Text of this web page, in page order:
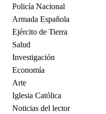
Policía Nacional
Armada Española
Ejército de Tierra
Salud
Investigación
Economía
Arte
Iglesia Católica
Noticias del lector